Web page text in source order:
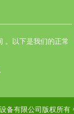
。以下是我们的正常
备有限公司版权所有